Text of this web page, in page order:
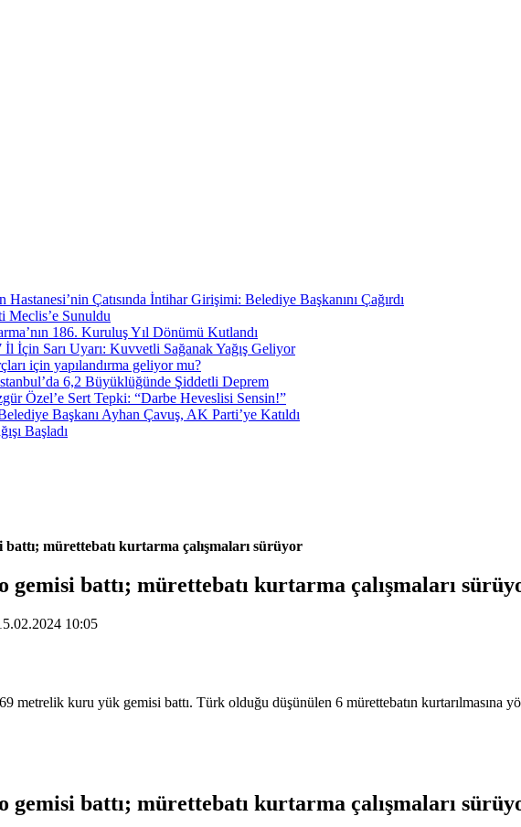
Hastanesi’nin Çatısında İntihar Girişimi: Belediye Başkanını Çağırdı
Meclis’e Sunuldu
186. Kuruluş Yıl Dönümü Kutlandı
İçin Sarı Uyarı: Kuvvetli Sağanak Yağış Geliyor
için yapılandırma geliyor mu?
6,2 Büyüklüğünde Şiddetli Deprem
Özel’e Sert Tepki: “Darbe Heveslisi Sensin!”
Başkanı Ayhan Çavuş, AK Parti’ye Katıldı
Başladı
mürettebatı kurtarma çalışmaları sürüyor
battı; mürettebatı kurtarma çalışmaları
10:05
metrelik kuru yük gemisi battı. Türk olduğu düşünülen 6 mürettebatın kurtarılmasına
battı; mürettebatı kurtarma çalışmaları